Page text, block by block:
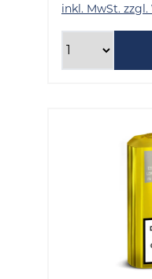
inkl. MwSt.